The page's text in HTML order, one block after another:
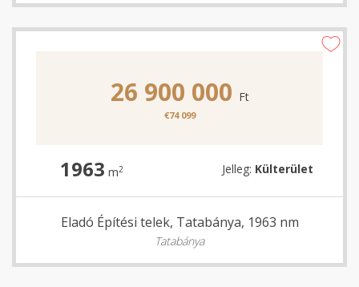
26 900 000 Ft
€74 099
1963 m2 Jelleg: Külterület
Eladó Építési telek, Tatabánya, 1963 nm
Tatabánya